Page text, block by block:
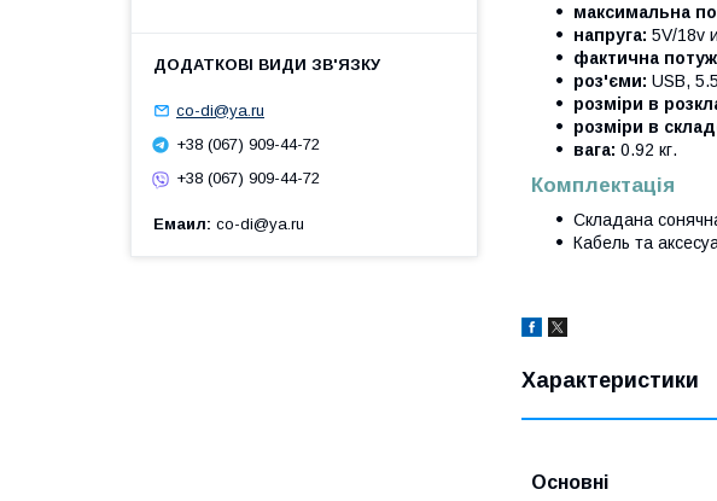
максимальна
напруга: 5V/18v
фактична
роз'єми: USB,
розміри в
розміри в
вага: 0.92 кг.
Комплектація
Складана
Кабель та
Характеристики
Основні
co-di@ya.ru
+38 (067) 909-44-72
+38 (067) 909-44-72
Емаил co-di@ya.ru